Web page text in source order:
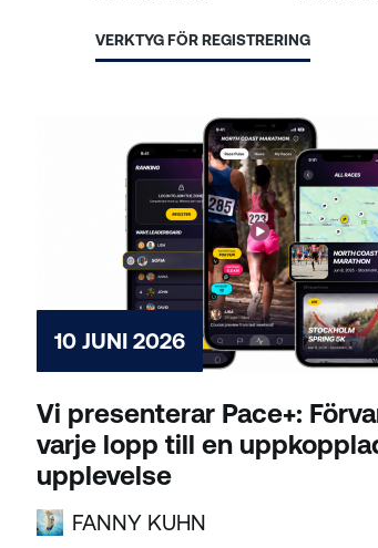
VERKTYG FÖR REGISTRERING
10 JUNI 2026
Vi presenterar Pace+:
varje lopp till en
upplevelse
FANNY KUHN